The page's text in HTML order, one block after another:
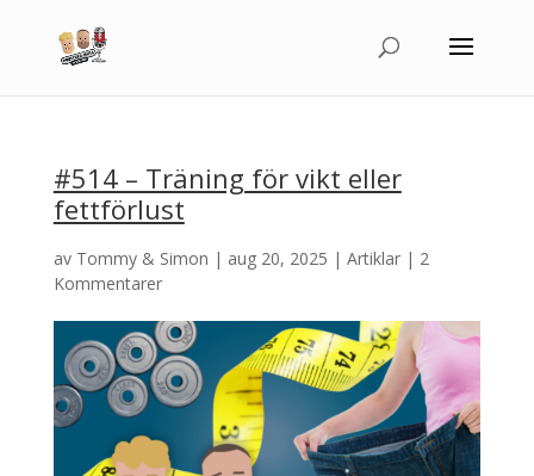
#514 – Träning för vikt eller
fettförlust
av Tommy & Simon | aug 20, 2025 | Artiklar| 2
Kommentarer